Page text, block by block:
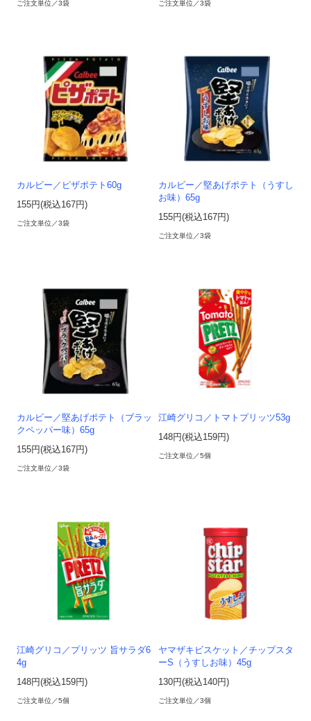
ご注文単位／3袋 ご注文単位／3袋
カルビー／ピザポテト60g
155円(税込167円)
ご注文単位／3袋
カルビー／堅あげポテト（うすし
お味）65g
155円(税込167円)
ご注文単位／3袋
カルビー／堅あげポテト（ブラッ
クペッパー味）65g
155円(税込167円)
ご注文単位／3袋
江崎グリコ／トマトプリッツ53g
148円(税込159円)
ご注文単位／5個
江崎グリコ／プリッツ 旨サラダ6
4g
148円(税込159円)
ご注文単位／5個
ヤマザキビスケット／チップスタ
ーS（うすしお味）45g
130円(税込140円)
ご注文単位／3個